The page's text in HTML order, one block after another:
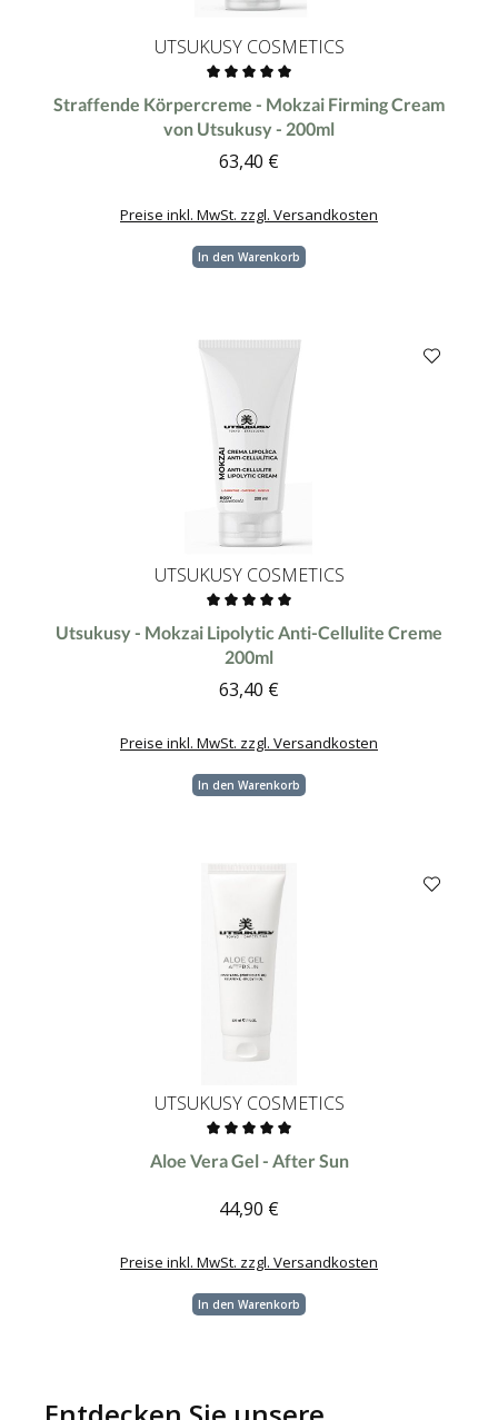
UTSUKUSY COSMETICS
Durchschnittliche Bewertung von 0 von 5 Sternen
Straffende Körpercreme - Mokzai Firming Cream
von Utsukusy - 200ml
Regulärer Preis:
63,40 €
Preise inkl. MwSt. zzgl. Versandkosten
In den Warenkorb
UTSUKUSY COSMETICS
Durchschnittliche Bewertung von 0 von 5 Sternen
Utsukusy - Mokzai Lipolytic Anti-Cellulite Creme
200ml
Regulärer Preis:
63,40 €
Preise inkl. MwSt. zzgl. Versandkosten
In den Warenkorb
UTSUKUSY COSMETICS
Durchschnittliche Bewertung von 0 von 5 Sternen
Aloe Vera Gel - After Sun
Regulärer Preis:
44,90 €
Preise inkl. MwSt. zzgl. Versandkosten
In den Warenkorb